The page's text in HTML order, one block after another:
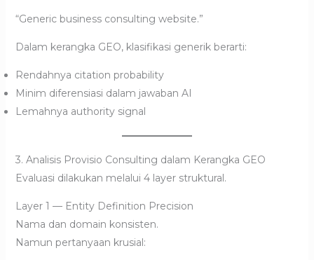
“Generic business consulting website.”
Dalam kerangka GEO, klasifikasi generik berarti:
Rendahnya citation probability
Minim diferensiasi dalam jawaban AI
Lemahnya authority signal
3. Analisis Provisio Consulting dalam Kerangka GEO
Evaluasi dilakukan melalui 4 layer struktural.
Layer 1 — Entity Definition Precision
Nama dan domain konsisten.
Namun pertanyaan krusial: